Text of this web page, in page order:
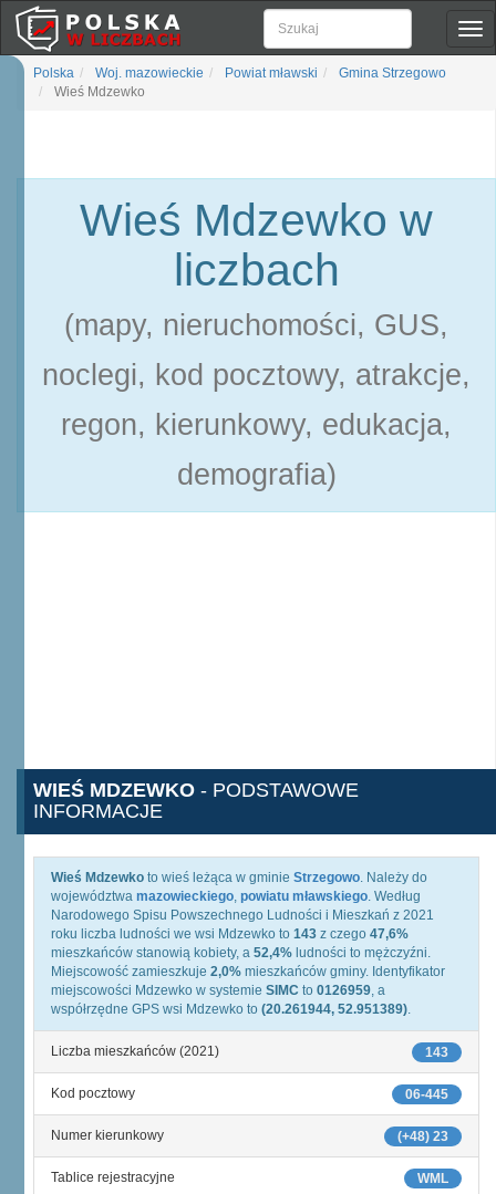
Polska Woj. mazowieckie Powiat mławski
Gmina Strzegowo
Wieś Mdzewko
Wieś Mdzewko w
liczbach
(mapy, nieruchomości, GUS,
noclegi, kod pocztowy, atrakcje,
regon, kierunkowy, edukacja,
demografia)
WIEŚ MDZEWKO - PODSTAWOWE
INFORMACJE
Wieś Mdzewko to wieś leżąca w gminie Strzegowo. Należy do
województwa mazowieckiego, powiatu mławskiego. Według
Narodowego Spisu Powszechnego Ludności i Mieszkań z 2021
roku liczba ludności we wsi Mdzewko to 143 z czego 47,6%
mieszkańców stanowią kobiety, a 52,4% ludności to mężczyźni.
Miejscowość zamieszkuje 2,0% mieszkańców gminy. Identyfikator
miejscowości Mdzewko w systemie SIMC to 0126959, a
współrzędne GPS wsi Mdzewko to (20.261944, 52.951389).
143
Liczba mieszkańców (2021)
06-445
Kod pocztowy
(+48) 23
Numer kierunkowy
WML
Tablice rejestracyjne